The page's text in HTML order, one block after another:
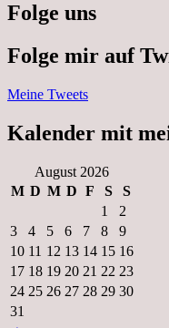
Folge uns
Folge mir auf
Meine Tweets
Kalender mit
August 2026
M D M D F S
S
1
2
3
4 5 6 7 8
9
10 11 12 13 14 15 16
17 18 19 20 21 22 23
24 25 26 27 28 29 30
31